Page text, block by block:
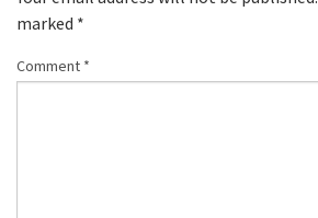
marked *
Comment *